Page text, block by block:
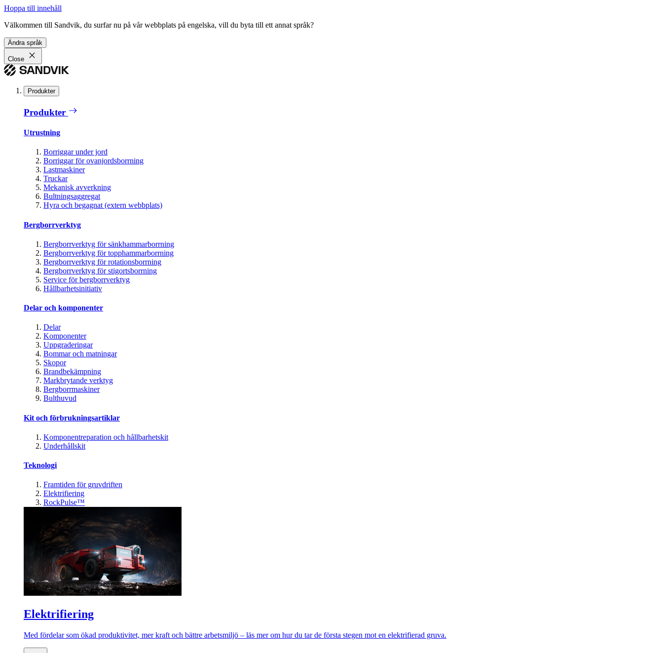
Hoppa till innehåll
Välkommen till Sandvik, du surfar nu på vår webbplats på engelska, vill du byta till ett annat språk?
Ändra språk
Close
Produkter
Produkter
Utrustning
Borriggar under jord
Borriggar för ovanjordsborrning
Lastmaskiner
Truckar
Mekanisk avverkning
Bultningsaggregat
Hyra och begagnat (extern webbplats)
Bergborrverktyg
Bergborrverktyg för sänkhammarborrning
Bergborrverktyg för topphammarborrning
Bergborrverktyg för rotationsborrning
Bergborrverktyg för stigortsborrning
Service för bergborrverktyg
Hållbarhetsinitiativ
Delar och komponenter
Delar
Komponenter
Uppgraderingar
Bommar och matningar
Skopor
Brandbekämpning
Markbrytande verktyg
Bergborrmaskiner
Bulthuvud
Kit och förbrukningsartiklar
Komponentreparation och hållbarhetskit
Underhållskit
Teknologi
Framtiden för gruvdriften
Elektrifiering
RockPulse™
Elektrifiering
Med fördelar som ökad produktivitet, mer kraft och bättre arbetsmiljö – läs mer om hur du tar de första stegen mot en elektrifierad gruva.